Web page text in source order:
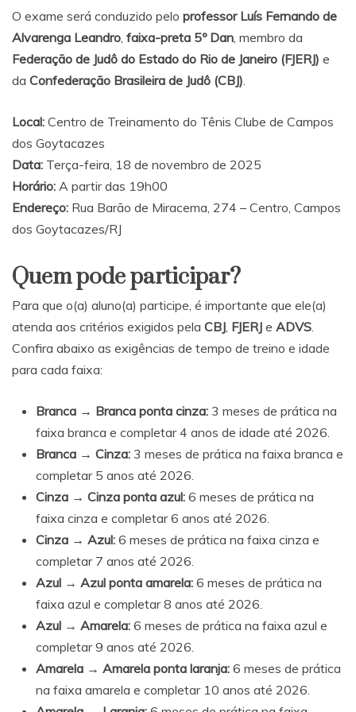
O exame será conduzido pelo professor Luís Fernando de
Alvarenga Leandro, faixa-preta 5º Dan, membro da
Federação de Judô do Estado do Rio de Janeiro (FJERJ) e
da Confederação Brasileira de Judô (CBJ).
Local: Centro de Treinamento do Tênis Clube de Campos
dos Goytacazes
Data: Terça-feira, 18 de novembro de 2025
Horário: A partir das 19h00
Endereço: Rua Barão de Miracema, 274 – Centro, Campos
dos Goytacazes/RJ
Quem pode participar?
Para que o(a) aluno(a) participe, é importante que ele(a)
atenda aos critérios exigidos pela CBJ, FJERJ e ADVS.
Confira abaixo as exigências de tempo de treino e idade
para cada faixa:
Branca → Branca ponta cinza: 3 meses de prática na
faixa branca e completar 4 anos de idade até 2026.
Branca → Cinza: 3 meses de prática na faixa branca e
completar 5 anos até 2026.
Cinza → Cinza ponta azul: 6 meses de prática na
faixa cinza e completar 6 anos até 2026.
Cinza → Azul: 6 meses de prática na faixa cinza e
completar 7 anos até 2026.
Azul → Azul ponta amarela: 6 meses de prática na
faixa azul e completar 8 anos até 2026.
Azul → Amarela: 6 meses de prática na faixa azul e
completar 9 anos até 2026.
Amarela → Amarela ponta laranja: 6 meses de prática
na faixa amarela e completar 10 anos até 2026.